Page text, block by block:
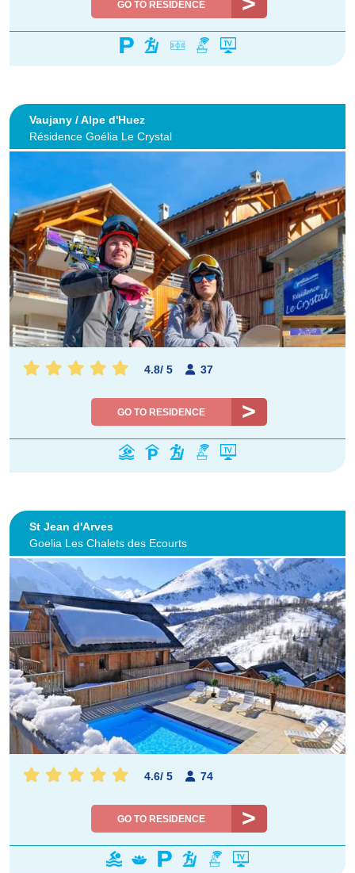
GO TO RESIDENCE
Vaujany / Alpe d'Huez
Résidence Goélia Le Crystal
4.8/ 5 37
GO TO RESIDENCE
St Jean d'Arves
Goelia Les Chalets des Ecourts
4.6/ 5 74
GO TO RESIDENCE